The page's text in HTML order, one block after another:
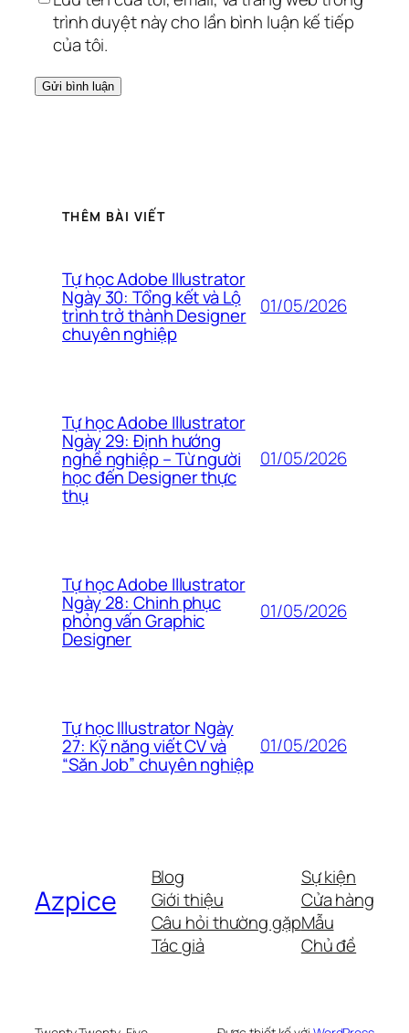
trình duyệt này cho lần bình luận kế tiếp
của tôi.
THÊM BÀI VIẾT
Tự học Adobe Illustrator
Ngày 30: Tổng kết và Lộ
trình trở thành Designer
chuyên nghiệp
01/05/2026
Tự học Adobe Illustrator
Ngày 29: Định hướng
nghề nghiệp – Từ người
học đến Designer thực
thụ
01/05/2026
Tự học Adobe Illustrator
Ngày 28: Chinh phục
phỏng vấn Graphic
Designer
01/05/2026
Tự học Illustrator Ngày
27: Kỹ năng viết CV và
“Săn Job” chuyên nghiệp
01/05/2026
Azpice
Blog
Giới thiệu
Câu hỏi thường gặp
Tác giả
Sự kiện
Cửa hàng
Mẫu
Chủ đề